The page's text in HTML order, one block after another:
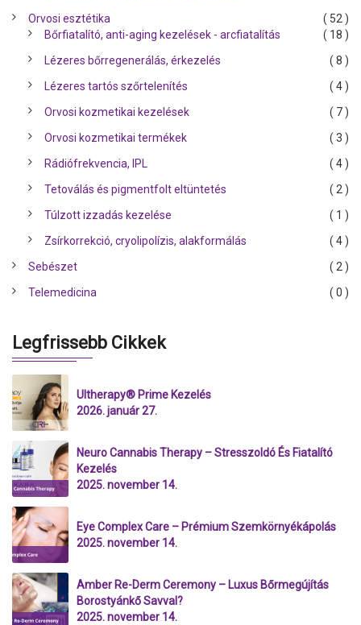
Orvosi esztétika
( 52 )
Bőrfiatalító, anti-aging kezelések - arcfiatalítás
( 18 )
Lézeres bőrregenerálás, érkezelés
( 8 )
Lézeres tartós szőrtelenítés
( 4 )
Orvosi kozmetikai kezelések
( 7 )
Orvosi kozmetikai termékek
( 3 )
Rádiófrekvencia, IPL
( 4 )
Tetoválás és pigmentfolt eltüntetés
( 2 )
Túlzott izzadás kezelése
( 1 )
Zsírkorrekció, cryolipolízis, alakformálás
( 4 )
Sebészet
( 2 )
Telemedicina
( 0 )
Legfrissebb Cikkek
Ultherapy® Prime Kezelés
2026. január 27.
Neuro Cannabis Therapy – Stresszoldó És Fiatalító
Kezelés
2025. november 14.
Eye Complex Care – Prémium Szemkörnyékápolás
2025. november 14.
Amber Re-Derm Ceremony – Luxus Bőrmegújítás
Borostyánkő Savval?
2025. november 14.